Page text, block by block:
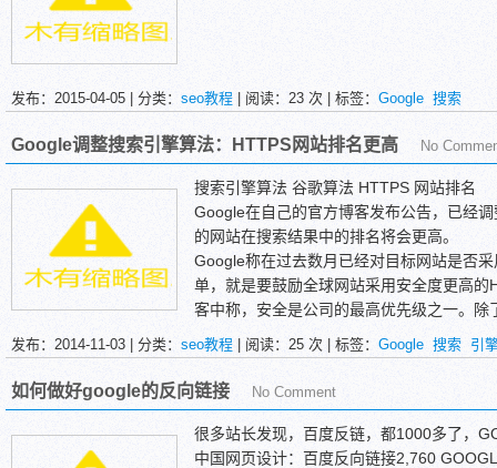
一直以为这些中文是网站标题或栏目标题
终于发现原来是页面的位置导航。这就是
航的呢？
起初打开一个网站的源代码，发现源码里
本以为是因为<!-- start position -->这样的注
发布：2015-04-05 | 分类： seo教程 | 阅读： 23 次 | 标签： Google 搜索
Google调整搜索引擎算法：HTTPS网站排名更高 No
搜索引擎算法 谷歌算法 HTTPS 网站排名
Google在自己的官方博客发布公告，已经
的网站在搜索结果中的排名将会更高。
Google称在过去数月已经对目标网站是否
单，就是要鼓励全球网站采用安全度更高
客中称，安全是公司的最高优先级之一。
个互联网更加安全也是Google的目标之一。
Google称会在未来几周内提供采纳HTTPS
定证书类型、采用2048位证书、对于同一
站已经实现HTTPS，Google提供了Qualys
及TLS性能测试来评估安全对性能的影响。
发布：2014-11-03 | 分类： seo教程 | 阅读： 25 次 | 标签： Google 搜索 引
如何做好google的反向链接 No Comment
很多站长发现，百度反链，都1000多了，
中国网页设计：百度反向链接2,760